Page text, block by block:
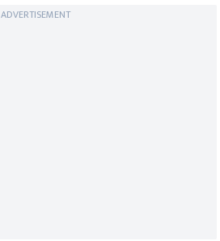
ADVERTISEMENT